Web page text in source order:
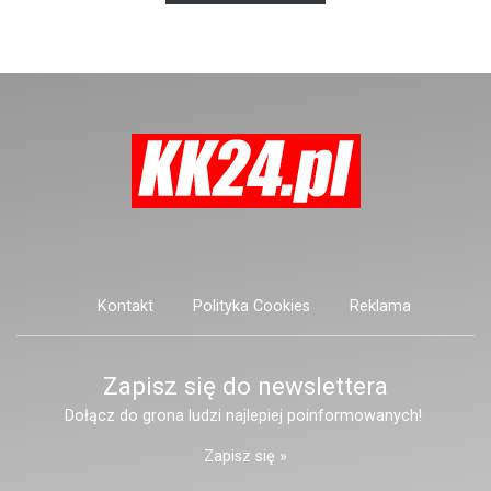
posiadać niebezpieczne
Kontakt Polityka Cookies Reklama
Zapisz się do newslettera
Dołącz do grona ludzi najlepiej poinformowanych!
Zapisz się »